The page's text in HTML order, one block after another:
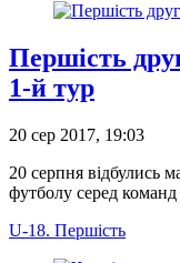
Першість
1-й тур
20 сер 2017, 19:03
20 серпня відбулись
футболу серед команд
U-18. Першість